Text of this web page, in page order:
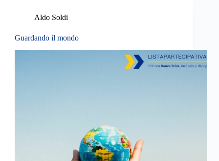
Aldo Soldi
Guardando il mondo